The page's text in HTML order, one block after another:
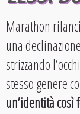
Marathon
una
strizzando
stesso genere
un’identità